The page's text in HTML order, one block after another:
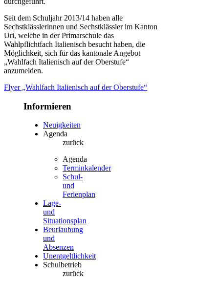
Seit dem Schuljahr 2013/14 haben alle
Sechstklässlerinnen und Sechstklässler im Kanton
Uri, welche in der Primarschule das
Wahlpflichtfach Italienisch besucht haben, die
Möglichkeit, sich für das kantonale Angebot
„Wahlfach Italienisch auf der Oberstufe“
anzumelden.
Flyer „Wahlfach Italienisch auf der Oberstufe“
Informieren
Neuigkeiten
Agenda
zurück
Agenda
Terminkalender
Schul-
und
Ferienplan
Lage-
und
Situationsplan
Beurlaubung
und
Absenzen
Unentgeltlichkeit
Schulbetrieb
zurück